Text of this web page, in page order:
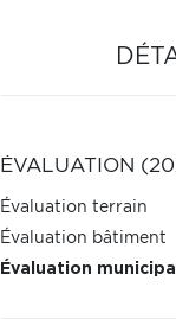
ÉVALUATION
Évaluation terrain
Évaluation bâtiment
Évaluation